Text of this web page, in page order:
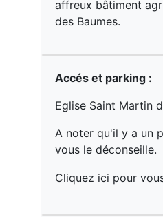
affreux bâtiment
des Baumes.
Accés et parking :
Eglise Saint Martin
A noter qu'il y a un
vous le déconseille.
Cliquez ici pour